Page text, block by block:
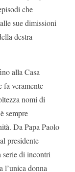
che
sue dimissioni
destra
alla Casa
fa veramente
nomi di
sempre
Da Papa Paolo
presidente
di incontri
l’unica donna